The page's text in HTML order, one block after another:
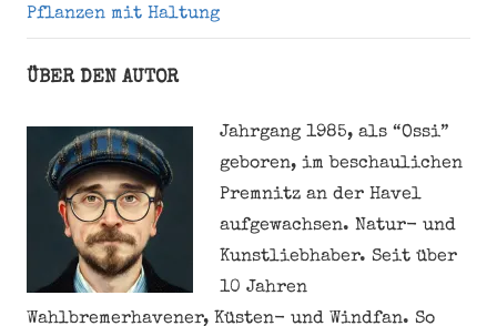
Pflanzen mit Haltung
ÜBER DEN AUTOR
Jahrgang 1985, als “Ossi”
geboren, im beschaulichen
Premnitz an der Havel
aufgewachsen. Natur- und
Kunstliebhaber. Seit über
10 Jahren
Wahlbremerhavener, Küsten- und Windfan. So